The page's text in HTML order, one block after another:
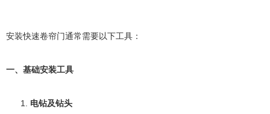
安装快速卷帘门通常需要以下工具：
一、基础安装工具
电钻及钻头